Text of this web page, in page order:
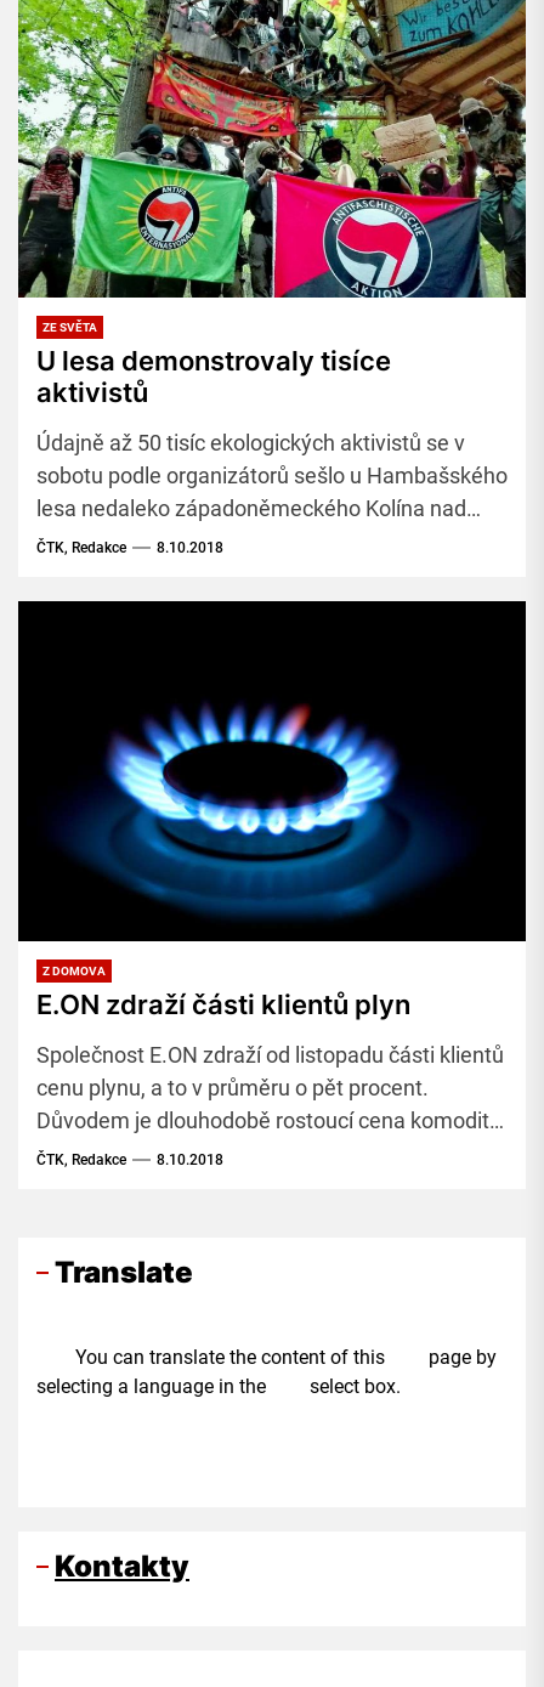
ZE SVĚTA
U lesa demonstrovaly tisíce
aktivistů
Údajně až 50 tisíc ekologických aktivistů se v
sobotu podle organizátorů sešlo u Hambašského
lesa nedaleko západoněmeckého Kolína nad
Rýnem na demonstraci za zachování tohoto lesa
ČTK, Redakce 8.10.2018
Z DOMOVA
E.ON zdraží části klientů plyn
Společnost E.ON zdraží od listopadu části klientů
cenu plynu, a to v průměru o pět procent.
Důvodem je dlouhodobě rostoucí cena komodity
na burzách, sdělila mluvčí firmy Martina
ČTK, Redakce 8.10.2018
Translate
You can translate the content of this page by
selecting a language in the select box.
Kontakty